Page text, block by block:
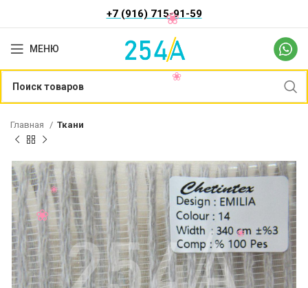
+7 (916) 715-91-59
МЕНЮ
Главная Ткани